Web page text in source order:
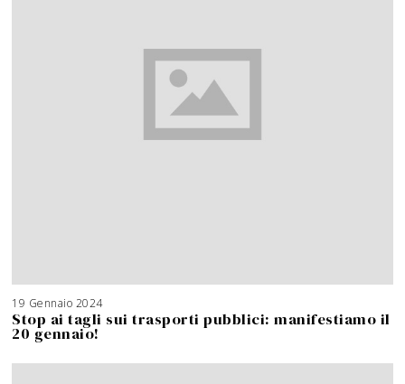
19 Gennaio 2024
Stop ai tagli sui trasporti pubblici: manifestiamo il
20 gennaio!